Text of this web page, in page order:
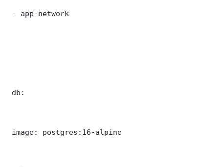
- app-network
db:
image: postgres:16-alpine